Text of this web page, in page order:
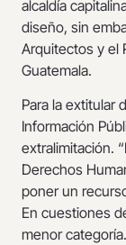
alcaldía
diseño, sin
Arquitectos y el
Guatemala.
Para la extitular
Información
extralimitación.
Derechos
poner un
En cuestiones
menor categoría.